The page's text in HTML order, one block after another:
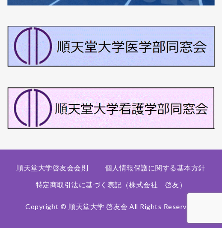
順天堂大学啓友会会則
個人情報保護に関する基本方針
特定商取引法に基づく表記（株式会社 啓友）
Copyright © 順天堂大学 啓友会 All Rights Reserved.